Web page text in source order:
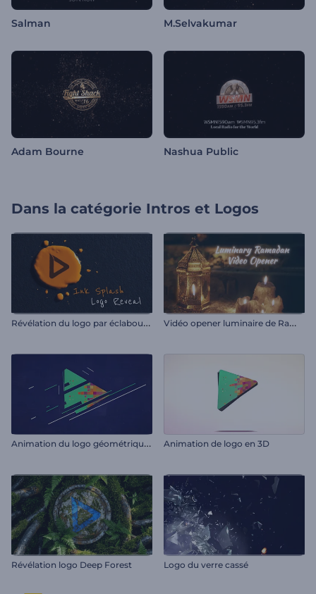
Salman M.Selvakumar
Adam Bourne Nashua Public
Dans la catégorie Intros et Logos
R
évélation du logo par éclaboussure d'encre V
idéo opener luminaire de Ramadan
A
nimation du logo géométrique plat Animation de logo en 3D
Révélation logo Deep Forest Logo du verre cassé